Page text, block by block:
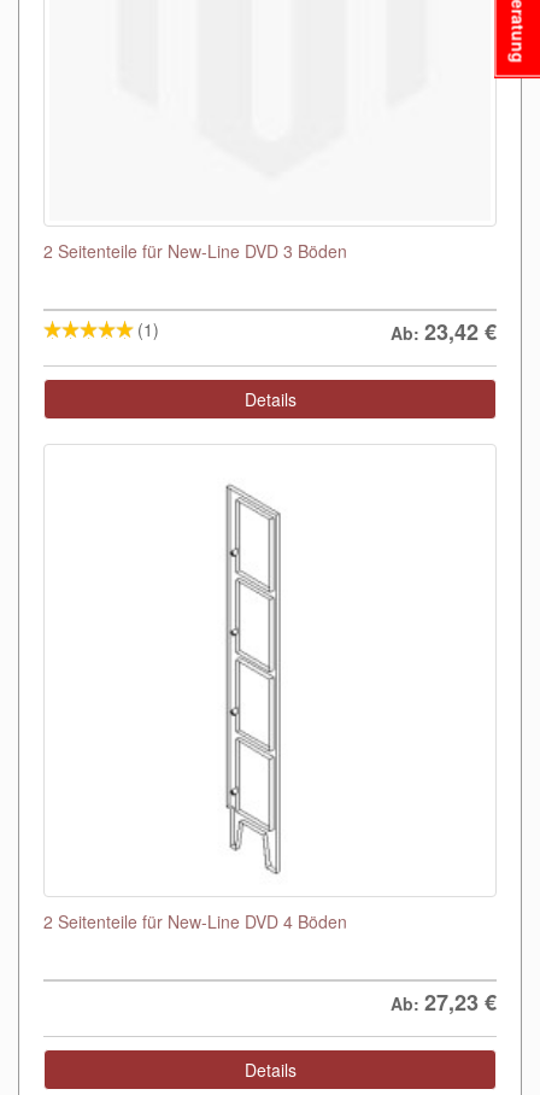
2 Seitenteile für New-Line DVD 3 Böden
(1) Ab: 23,42€
Details
2 Seitenteile für New-Line DVD 4 Böden
Ab: 27,23€
Details
Beratung